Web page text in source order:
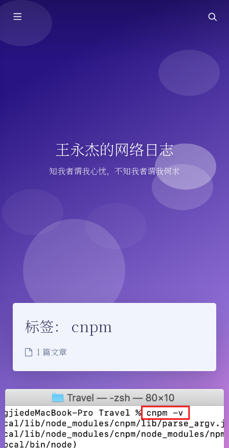
王永杰的网络日志
知我者谓我心忧，不知我者谓我何求
标签： cnpm
1 篇文章